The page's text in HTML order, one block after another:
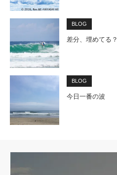
BLOG
差分、埋めてる？
BLOG
今日一番の波